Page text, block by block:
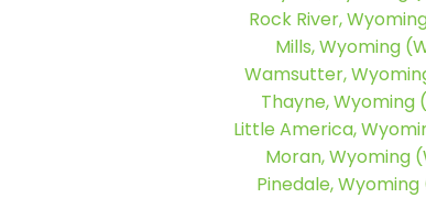
Rock River,
Mills, Wyoming
Wamsutter,
Thayne, Wyoming
Little America,
Moran, Wyoming
Pinedale, Wyoming